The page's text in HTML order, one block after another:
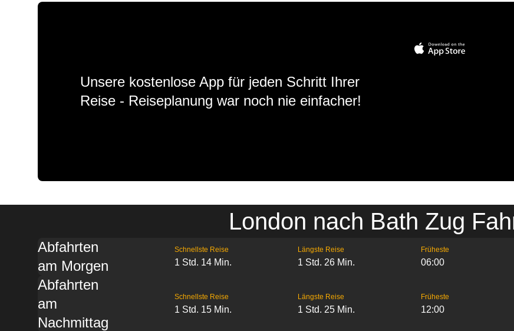
Unsere kostenlose App für jeden Schritt Ihrer
Reise - Reiseplanung war noch nie einfacher!
London nach Bath Zug
Abfahrten
am Morgen
Schnellste Reise
1 Std. 14 Min.
Längste Reise
1 Std. 26 Min.
Früheste
06:00
Abfahrten
am
Nachmittag
Schnellste Reise
1 Std. 15 Min.
Längste Reise
1 Std. 25 Min.
Früheste
12:00